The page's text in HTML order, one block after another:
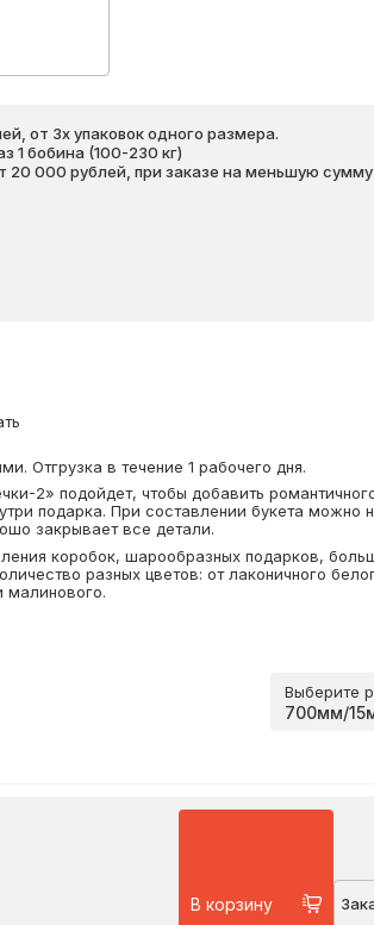
от 3х упаковок одного размера.
1 бобина (100-230 кг)
20 000 рублей, при заказе на меньшую
Отгрузка в течение 1 рабочего дня.
2» подойдет, чтобы добавить
подарка. При составлении букета можно
закрывает все детали.
коробок, шарообразных подарков,
разных цветов: от лаконичного
малинового.
Выберите
В корзину